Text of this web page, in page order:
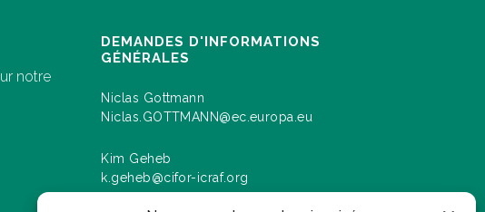
notre
DEMANDES D'INFORMATIONS
GÉNÉRALES
Niclas Gottmann
Niclas.GOTTMANN@ec.europa.eu
Kim Geheb
k.geheb@cifor-icraf.org